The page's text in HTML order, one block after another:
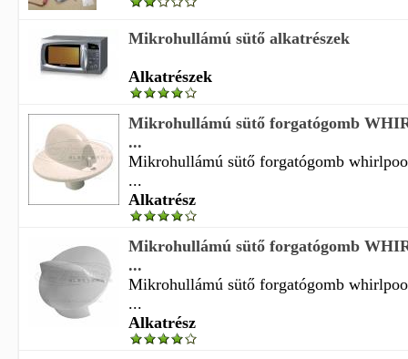
Mikrohullámú sütő alkatrészek
Alkatrészek
Mikrohullámú sütő forgatógomb
...
Mikrohullámú sütő forgatógomb
...
Alkatrész
Mikrohullámú sütő forgatógomb
...
Mikrohullámú sütő forgatógomb
...
Alkatrész